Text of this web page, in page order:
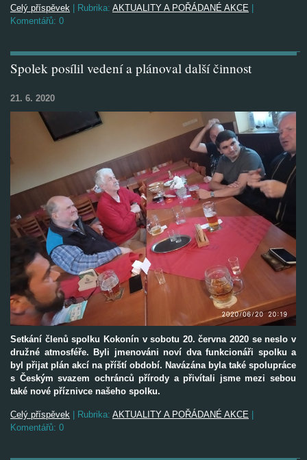
Celý příspěvek Rubrika: AKTUALITY A POŘÁDANÉ AKCE
Komentářů: 0
Spolek posílil vedení a plánoval další činnost
21. 6. 2020
Setkání členů spolku Kokonín v sobotu 20. června 2020 se neslo v
družné atmosféře. Byli jmenováni noví dva funkcionáři spolku a
byl přijat plán akcí na příští období. Navázána byla také spolupráce
s Českým svazem ochránců přírody a přivítali jsme mezi sebou
také nové příznivce našeho spolku.
Celý příspěvek Rubrika: AKTUALITY A POŘÁDANÉ AKCE
Komentářů: 0